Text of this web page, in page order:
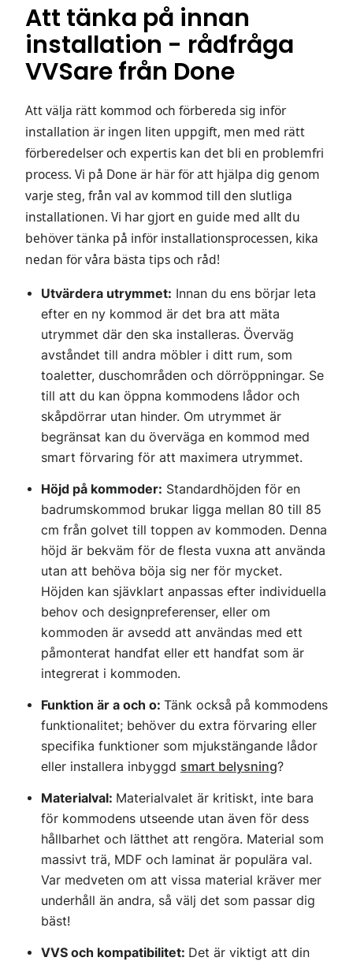
Att tänka på innan
installation - rådfråga
VVSare från Done
Att välja rätt kommod och förbereda sig inför
installation är ingen liten uppgift, men med rätt
förberedelser och expertis kan det bli en problemfri
process. Vi på Done är här för att hjälpa dig genom
varje steg, från val av kommod till den slutliga
installationen. Vi har gjort en guide med allt du
behöver tänka på inför installationsprocessen, kika
nedan för våra bästa tips och råd!
Utvärdera utrymmet: Innan du ens börjar leta
efter en ny kommod är det bra att mäta
utrymmet där den ska installeras. Överväg
avståndet till andra möbler i ditt rum, som
toaletter, duschområden och dörröppningar. Se
till att du kan öppna kommodens lådor och
skåpdörrar utan hinder. Om utrymmet är
begränsat kan du överväga en kommod med
smart förvaring för att maximera utrymmet.
Höjd på kommoder: Standardhöjden för en
badrumskommod brukar ligga mellan 80 till 85
cm från golvet till toppen av kommoden. Denna
höjd är bekväm för de flesta vuxna att använda
utan att behöva böja sig ner för mycket.
Höjden kan sjävklart anpassas efter individuella
behov och designpreferenser, eller om
kommoden är avsedd att användas med ett
påmonterat handfat eller ett handfat som är
integrerat i kommoden.
Funktion är a och o: Tänk också på kommodens
funktionalitet; behöver du extra förvaring eller
specifika funktioner som mjukstängande lådor
eller installera inbyggd smart belysning?
Materialval: Materialvalet är kritiskt, inte bara
för kommodens utseende utan även för dess
hållbarhet och lätthet att rengöra. Material som
massivt trä, MDF och laminat är populära val.
Var medveten om att vissa material kräver mer
underhåll än andra, så välj det som passar dig
bäst!
VVS och kompatibilitet: Det är viktigt att din